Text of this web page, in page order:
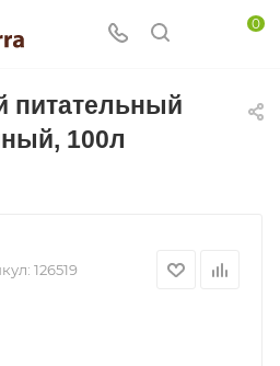
0
питательный
100л
126519